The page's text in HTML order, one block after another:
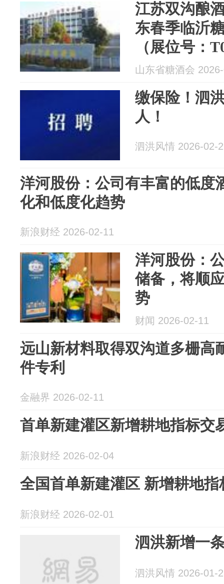
江苏双沟酿
东春季临沂
（展位号：
山东省糖酒会
缴保险！泗
人！
泗洪风情 2026-02-
洋河股份：公司有丰富的低度
化和低度化趋势
新浪财经 2026-02-11
洋河股份：
储备，将顺
势
财闻 2026-02-11
远山新材料取得双沟道多栅高
件专利
金融界 2026-02-11
首单新建灌区新增耕地指标交
新浪财经 2026-02-04
全国首单新建灌区 新增耕地指
新浪财经 2026-02-01
泗洪新增一
泗洪风情 2026-01-